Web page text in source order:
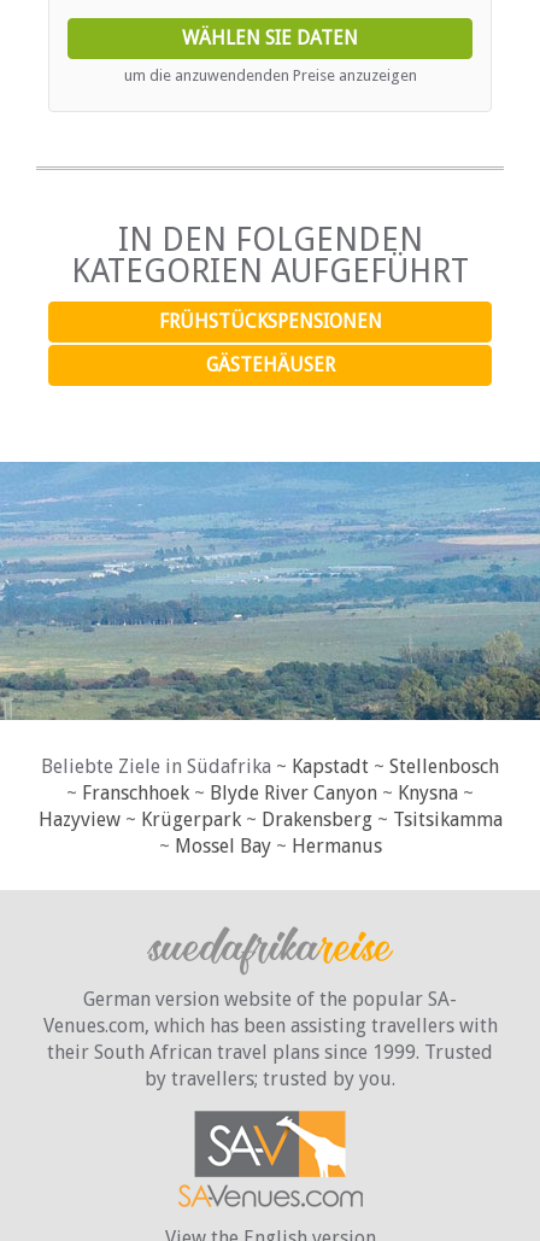
WÄHLEN SIE DATEN
um die anzuwendenden Preise anzuzeigen
IN DEN FOLGENDEN
KATEGORIEN AUFGEFÜHRT
FRÜHSTÜCKSPENSIONEN
GÄSTEHÄUSER
Beliebte Ziele in Südafrika ~ Kapstadt ~ Stellenbosch
~ Franschhoek ~ Blyde River Canyon ~ Knysna ~
Hazyview~ Krügerpark~ Drakensberg~ Tsitsikamma
~ Mossel Bay~ Hermanus
German version website of the popular SA-
Venues.com, which has been assisting travellers with
their South African travel plans since 1999. Trusted
by travellers; trusted by you.